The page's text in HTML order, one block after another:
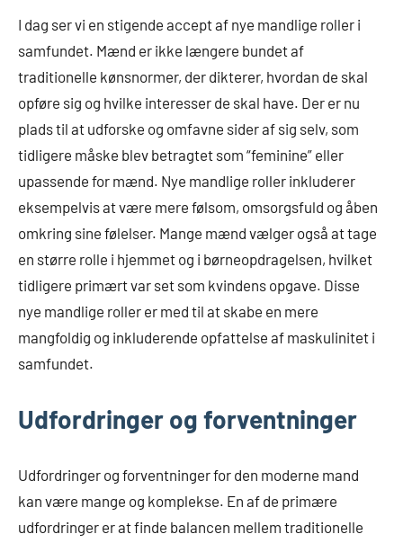
I dag ser vi en stigende accept af nye mandlige roller i
samfundet. Mænd er ikke længere bundet af
traditionelle kønsnormer, der dikterer, hvordan de skal
opføre sig og hvilke interesser de skal have. Der er nu
plads til at udforske og omfavne sider af sig selv, som
tidligere måske blev betragtet som “feminine” eller
upassende for mænd. Nye mandlige roller inkluderer
eksempelvis at være mere følsom, omsorgsfuld og åben
omkring sine følelser. Mange mænd vælger også at tage
en større rolle i hjemmet og i børneopdragelsen, hvilket
tidligere primært var set som kvindens opgave. Disse
nye mandlige roller er med til at skabe en mere
mangfoldig og inkluderende opfattelse af maskulinitet i
samfundet.
Udfordringer og forventninger
Udfordringer og forventninger for den moderne mand
kan være mange og komplekse. En af de primære
udfordringer er at finde balancen mellem traditionelle